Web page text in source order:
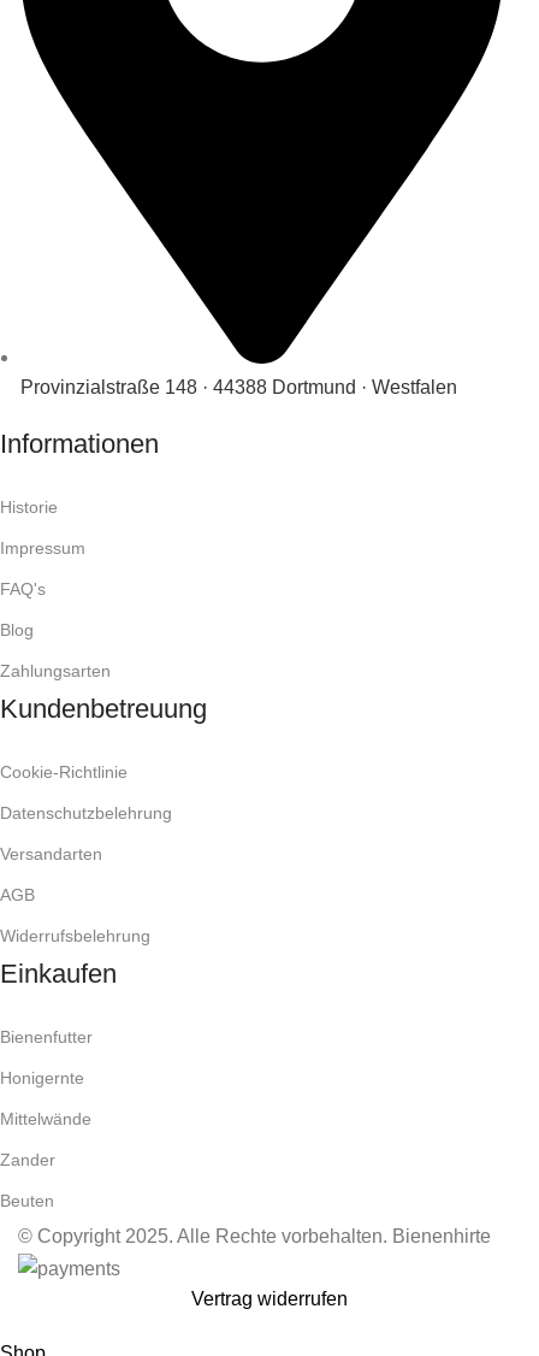
Provinzialstraße 148 · 44388 Dortmund · Westfalen
Informationen
Historie
Impressum
FAQ's
Blog
Zahlungsarten
Kundenbetreuung
Cookie-Richtlinie
Datenschutzbelehrung
Versandarten
AGB
Widerrufsbelehrung
Einkaufen
Bienenfutter
Honigernte
Mittelwände
Zander
Beuten
© Copyright 2025. Alle Rechte vorbehalten. Bienenhirte
Vertrag widerrufen